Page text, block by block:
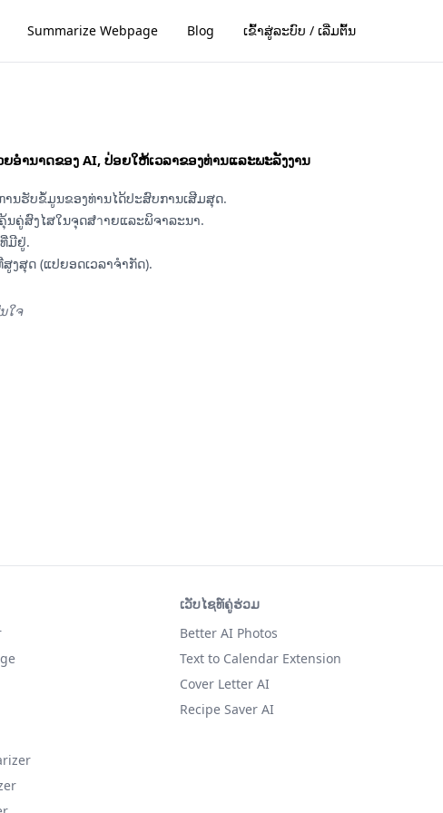
Summarize Webpage Blog ເຂົ້າສູ່ລະບົບ / ເລີ່ມຕົ້ນ
ານາດຂອງ AI, ປ່ອຍໃຫ້ເວລາຂອງທ່ານແລະພະລັງງານ
ນຮັບຂໍ້ມູນຂອງທ່ານໄດ້ປະສົບການເສີມສຸດ.
ນຄູ່ສົງໄສໃນຈຸດສำາຍແລະພິຈາລະນາ.
ມີ​ຢູ່.
ງສຸດ (ແປຍອດເວລາຈຳກັດ).
ໃຈ
ເວັບໄຊທ໌ຄູ່ຮ່ວມ
Better AI Photos
Text to Calendar Extension
Cover Letter AI
Recipe Saver AI